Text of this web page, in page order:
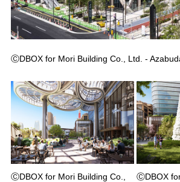
ⒸDBOX for Mori Building Co., Ltd. -
ⒸDBOX for Mori Building Co.,
ⒸDBOX